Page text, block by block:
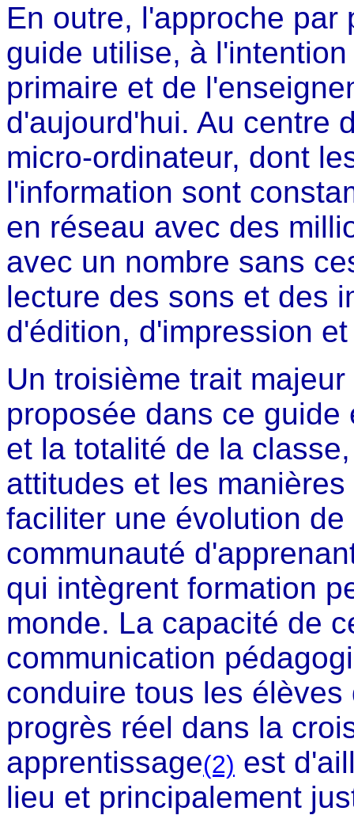
En outre, l'approche
guide utilise, à
primaire et de
d'aujourd'hui. Au centre
micro-ordinateur, dont
l'information sont
en réseau avec des
avec un nombre sans
lecture des sons et des
d'édition, d'impression
Un troisième trait
proposée dans ce
et la totalité de la
attitudes et les
faciliter une évolution
communauté
qui intègrent formation
monde. La capacité de
communication
conduire tous les
progrès réel dans la
apprentissage(2) est
lieu et principalement